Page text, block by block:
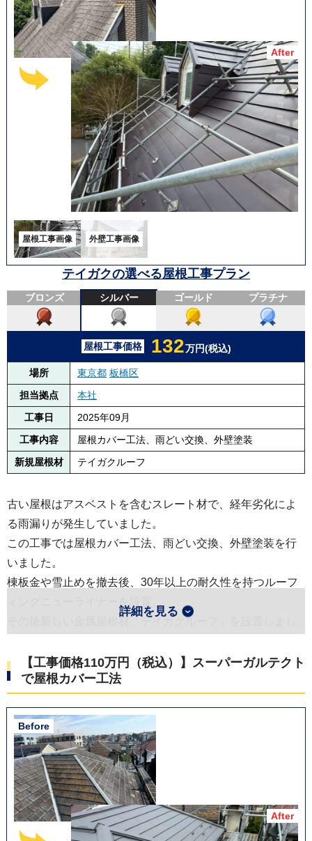
テイガクの選べる屋根工事プラン
ブロンズ シルバー ゴールド プラチナ
屋根工事価格 132万円(税込)
場所 東京都 板橋区
担当拠点
本社
工事日
2025年09月
工事内容
屋根カバー工法、雨どい交換、外壁塗装
新規屋根材
テイガクルーフ
古い屋根はアスベストを含むスレート材で、経年劣化によ
る雨漏りが発生していました。
この工事では屋根カバー工法、雨どい交換、外壁塗装を行
いました。
棟板金や雪止めを撤去後、30年以上の耐久性を持つルーフ
その後新しい金属屋根材「テイガクルーフ」を設置しまし
棟部分には耐久性の高いアルミ製「エスヌキ」を使用。
あわせて雨樋やドーマー板金も交換し、雨漏り対策を強化
外壁は高圧洗浄・補修後、3回塗りで仕上げ、付帯部も含め
て美しく一新しました。
この施工例の詳細をもっと見る
詳細を見る
【工事価格110万円（税込）】スーパーガルテクト
で屋根カバー工法